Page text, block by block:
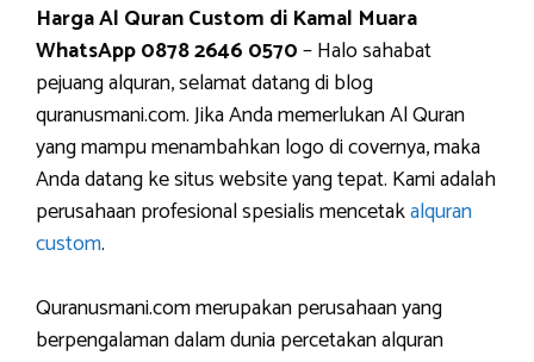
Harga Al Quran Custom di Kamal Muara
WhatsApp 0878 2646 0570– Halo sahabat
pejuang alquran, selamat datang di blog
quranusmani.com. Jika Anda memerlukan Al Quran
yang mampu menambahkan logo di covernya, maka
Anda datang ke situs website yang tepat. Kami adalah
perusahaan profesional spesialis mencetakalquran
custom.
Quranusmani.com merupakan perusahaan yang
berpengalaman dalam dunia percetakan alquran